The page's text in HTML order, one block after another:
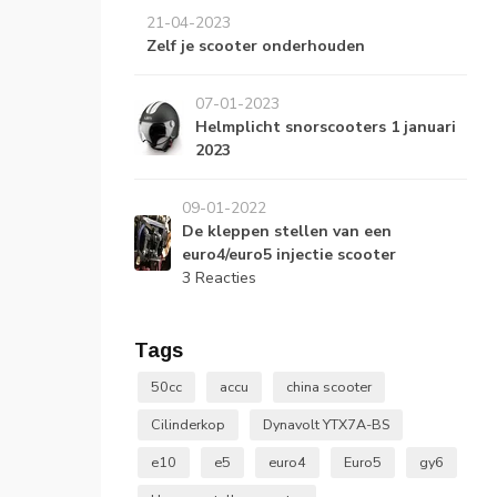
21-04-2023
Zelf je scooter onderhouden
07-01-2023
Helmplicht snorscooters 1 januari
2023
09-01-2022
De kleppen stellen van een
euro4/euro5 injectie scooter
3 Reacties
Tags
50cc accu
china scooter
Cilinderkop
Dynavolt YTX7A-BS
e10
e5 euro4 Euro5
gy6